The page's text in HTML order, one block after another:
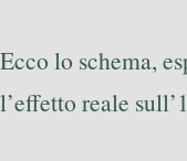
Ecco lo schema,
l’effetto reale